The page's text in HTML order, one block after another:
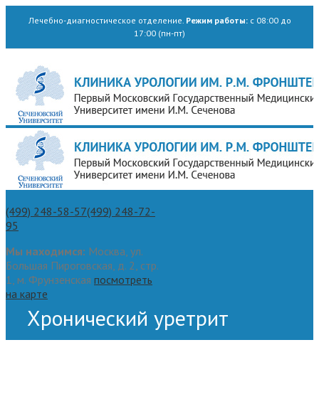
Лечебно-диагностическое отделение. Режим работы:с 08:00 до
17:00 (пн-пт)
(499) 248-58-57(499) 248-72-
95
Мы находимся: Москва, ул.
Большая Пироговская, д. 2, стр.
1, м. Фрунзенская посмотреть
на карте
Хронический уретрит